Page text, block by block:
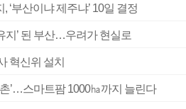
‘부산이냐 제주냐’ 10일 결정
지’ 된 부산…우려가 현실로
혁신위 설치
’…스마트팜 1000㏊까지 늘린다